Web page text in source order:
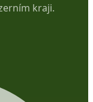
kraji.